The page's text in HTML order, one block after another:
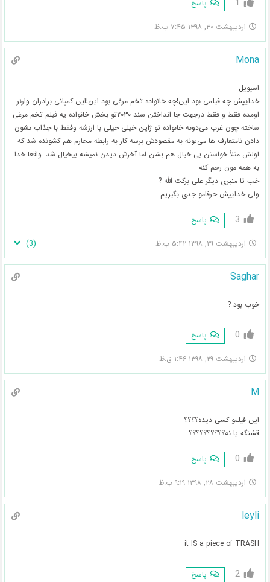
پاسخ
اردیبهشت ۳۰, ۱۳۹۸ ۷:۴۵ ب.ظ
Mona
اسپویل
خداییش چه فیلمی بود این!چه خانواده تخم مرغی بود این!این کمپانی برادران وارنر
اومده فقط و فقط درجهت جا انداختن سند ۲۰۳۰تو بخش خانواده یه فیلم تخم مرغی
ساخته چون غرب می‌دونه خانواده تو ژاپن خیلی خیلی با ارزشه وفقط با جذاب نشون
دادن نامتعارف ها می‌تونه به مقصودش برسه کار به رابطه محارم هم کشونده شد که
اولش مثلاً خواستن بی خیال هم بشن اما آخرش دیدن نمیشه بیخیال شد .واقعا خدا
به همه مون رحم کنه
خب تا منبری دیگر علی برکت الله ?
ولی خداییش حرفامو جدی بگیریم
3 پاسخ
اردیبهشت ۲۹, ۱۳۹۸ ۵:۴۲ ب.ظ (
3
)
Saghar
خوب بود ?
0 پاسخ
اردیبهشت ۲۹, ۱۳۹۸ ۱:۴۶ ق.ظ
M
این فیلمو کسی دیده؟؟؟؟
قشنگه یا نه؟؟؟؟؟؟؟؟؟؟
0 پاسخ
اردیبهشت ۲۸, ۱۳۹۸ ۹:۱۹ ب.ظ
leyli
it IS a piece of TRASH
2 پاسخ